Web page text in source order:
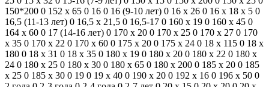
150*200 0 152 х 65 0 16 0 16 (9-10 лет) 0 16 x 26 0 16 х 18 х 5 0
16,5 (11-13 лет) 0 16,5 х 21,5 0 16,5-17 0 160 x 19 0 160 х 45 0
164 x 60 0 17 (14-16 лет) 0 170 x 20 0 170 x 25 0 170 x 27 0 170
x 35 0 170 х 22 0 170 х 60 0 175 х 20 0 175 х 24 0 18 x 115 0 18 x
180 0 18 x 31 0 18 x 35 0 180 x 19 0 180 x 20 0 180 x 22 0 180 x
24 0 180 x 25 0 180 x 30 0 180 x 65 0 180 х 200 0 185 х 20 0 185
х 25 0 185 х 30 0 19 0 19 x 40 0 190 x 20 0 192 x 16 0 196 x 50 0